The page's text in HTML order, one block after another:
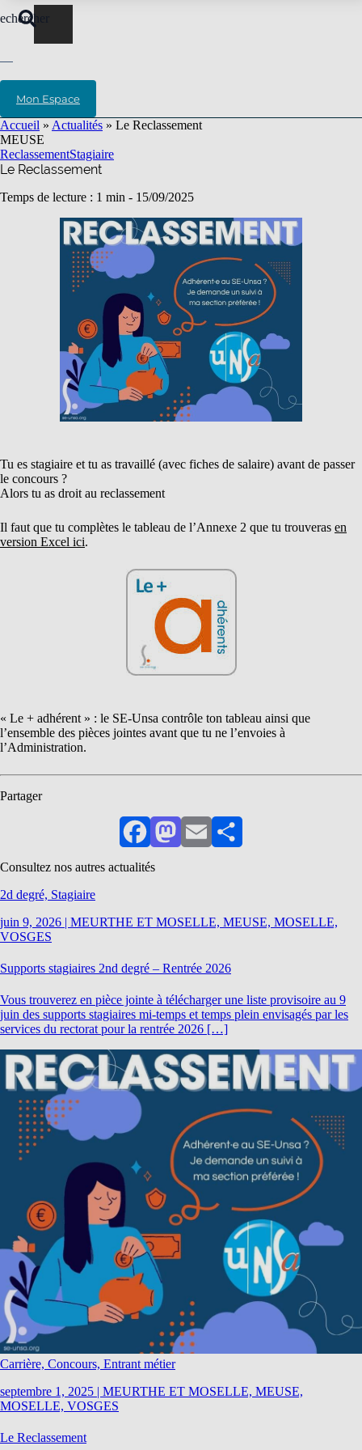
Mon Espace
Accueil » Actualités » Le Reclassement
MEUSE
ReclassementStagiaire
Le Reclassement
Temps de lecture : 1 min - 15/09/2025
Tu es stagiaire et tu as travaillé (avec fiches de salaire) avant de passer
le concours ?
Alors tu as droit au reclassement
Il faut que tu complètes le tableau de l’Annexe 2 que tu trouveras en
version Excel ici.
« Le + adhérent » : le SE-Unsa contrôle ton tableau ainsi que
l’ensemble des pièces jointes avant que tu ne l’envoies à
l’Administration.
Partager
FacebookMastodon
EmailPartager
Consultez nos autres actualités
2d degré, Stagiaire
juin 9, 2026 | MEURTHE ET MOSELLE, MEUSE, MOSELLE,
VOSGES
Supports stagiaires 2nd degré – Rentrée 2026
Vous trouverez en pièce jointe à télécharger une liste provisoire au 9
juin des supports stagiaires mi-temps et temps plein envisagés par les
services du rectorat pour la rentrée 2026 […]
Carrière, Concours, Entrant métier
septembre 1, 2025 | MEURTHE ET MOSELLE, MEUSE,
MOSELLE, VOSGES
Le Reclassement